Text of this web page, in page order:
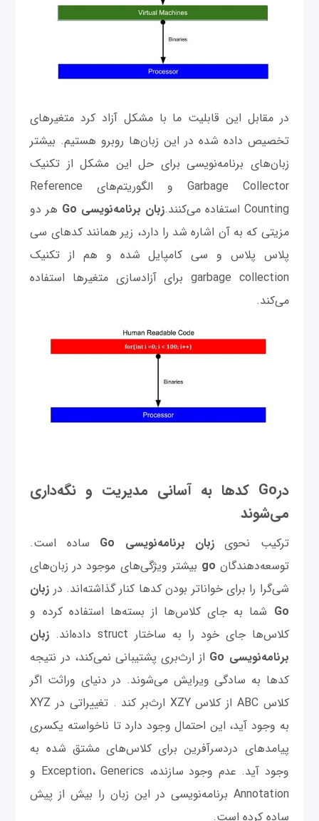
در مقابل این قابلیت ما با مشکل آزاد کرد متغیرهای
تخصیص داده شده در این زبان‌ها روبرو هستیم. بیشتر
زبان‌های برنامه‌نویسی برای حل این مشکل از تکنیک
Garbage Collector و الگوریتم‌های Reference
Counting استفاده می‌کنند.
زبان برنامه‌نویسی Go
هر دو
مزیتی که به آن اشاره شد را دارد، زیر همانند کدهای سی
پلاس پلاس و سی کامپایل شده و هم از تکنیک
garbage collection برای آزادسازی متغیرها استفاده
می‌کند.
درGo
کدها به آسانی مدیریت و نگه‌داری
می‌شوند
ترکیب نحویزبان برنامه‌نویسی Go
ساده است.
توسعه‌دهندگان go بیشتر ویژگی‌های موجود در زبان‌های
شی‌گرا را برای خواناتر بودن کدها کنار گذاشته‌اند. در زبان
Go شما به جای کلاس‌ها از بسته‌ها استفاده کرده و
کلاس‌ها جای خود را به ساختار struct داده‌اند.
زبان
برنامه‌نویسی Go
از ارث‌بری پشتیبانی نمی‌کند، در نتیجه
کدها به سادگی ویرایش می‌شوند. در دنیای وراثت اگر
کلاس ABC از کلاس XZY ارث‌بر کند . تغییراتی در XYZ
به وجود آید، این احتمال وجود دارد تا ناخواسته یکسری
پیامدهای دردسرآفرین برای کلاس‌های مشتق شده به
وجود آید. عدم وجود سازنده، Exception، Generics و
Annotation برنامه‌نویسی در این زبان را بیش از پیش
ساده کرده است.